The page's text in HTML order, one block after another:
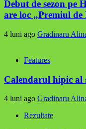
Debut de sezon pe
are loc „Premiul de
4 luni ago Gradinaru
Features
Calendarul hipic al
4 luni ago Gradinaru
Rezultate